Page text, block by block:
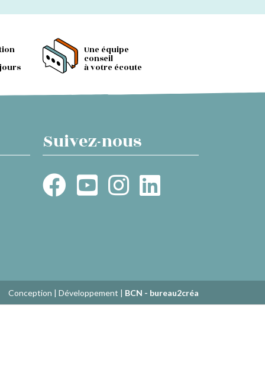
Une équipe
conseil
à votre écoute
Suivez-nous
Conception | Développement | BCN - bureau2créa